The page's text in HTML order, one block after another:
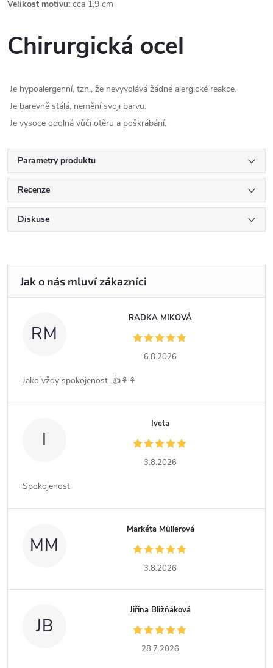
Velikost motivu: cca 1,9 cm
Chirurgická ocel
Je hypoalergenní, tzn., že nevyvolává žádné alergické reakce.
Je barevně stálá, nemění svoji barvu.
Je vysoce odolná vůči otěru a poškrábání.
Parametry produktu
Recenze
Diskuse
RM
RADKA MIKOVÁ
6.8.2026
Jako vždy spokojenost .👍⚘️⚘️
I
Iveta
3.8.2026
Spokojenost
MM
Markéta Müllerová
3.8.2026
JB
Jiřina Bližňáková
28.7.2026